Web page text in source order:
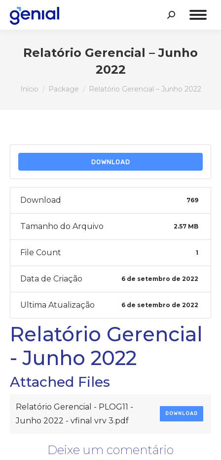
Search:
Relatório Gerencial – Junho
2022
Você está aqui:
Início Package Relatório Gerencial – Junho 2022
DOWNLOAD
Download 769
Tamanho do Arquivo 2.57 MB
File Count 1
Data de Criação 6 de setembro de 2022
Ultima Atualização 6 de setembro de 2022
Relatório Gerencial
- Junho 2022
Attached Files
Relatório Gerencial - PLOG11 -
Junho 2022 - vfinal vrv 3.pdf
DOWNLOAD
Deixe um comentário